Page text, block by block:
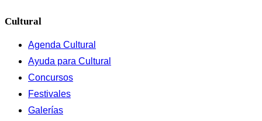
Cultural
Agenda Cultural
Ayuda para Cultural
Concursos
Festivales
Galerías